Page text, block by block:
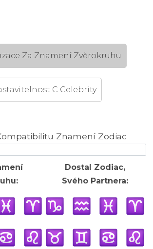
Za Znamení Zvěrokruhu
C Celebrity
Znamení Zodiac
Dostal Zodiac,
Svého Partnera: